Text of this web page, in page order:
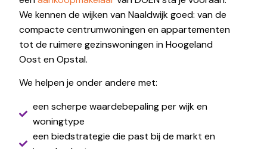
We kennen de wijken van Naaldwijk goed: van de
compacte centrumwoningen en appartementen
tot de ruimere gezinswoningen in Hoogeland
Oost en Opstal.
We helpen je onder andere met:
een scherpe waardebepaling per wijk en
woningtype
een biedstrategie die past bij de markt en